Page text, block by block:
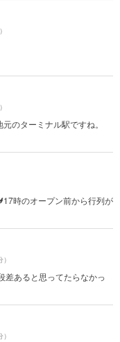
のターミナル駅ですね。
時のオープン前から行列が
あると思ってたらなかっ